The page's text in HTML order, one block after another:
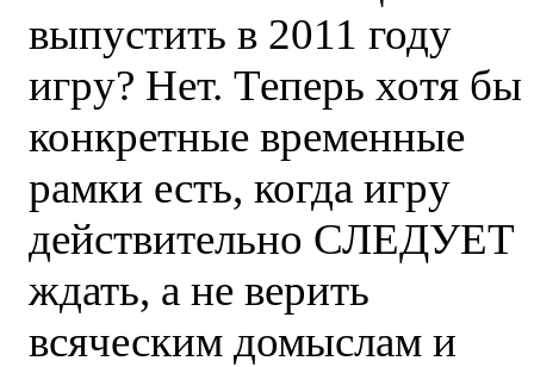
выпустить в 2011 году
игру? Нет. Теперь хотя бы
конкретные временные
рамки есть, когда игру
действительно СЛЕДУЕТ
ждать, а не верить
всяческим домыслам и